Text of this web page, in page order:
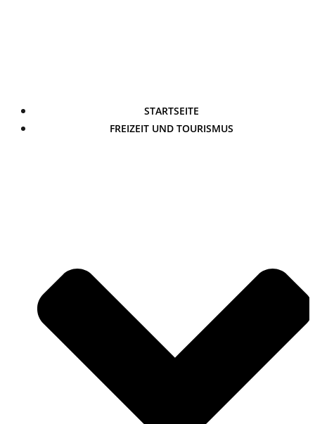
STARTSEITE
FREIZEIT UND TOURISMUS